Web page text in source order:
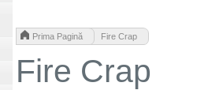
Prima Pagină Fire Crap
Fire Crap